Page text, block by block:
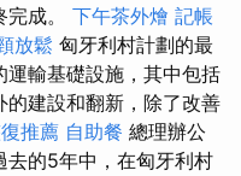
成。 下午茶外燴 記帳
放鬆 匈牙利村計劃的最
輸基礎設施，其中包括
的建設和翻新，除了改善
推薦 自助餐 總理辦公
去的5年中，在匈牙利村